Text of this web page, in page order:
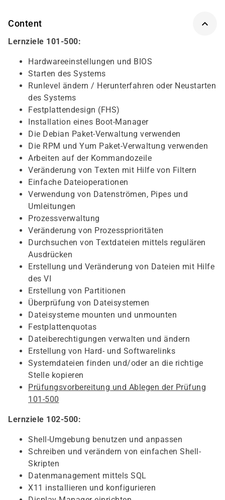
Content
Lernziele 101-500:
Hardwareeinstellungen und BIOS
Starten des Systems
Runlevel ändern / Herunterfahren oder Neustarten
des Systems
Festplattendesign (FHS)
Installation eines Boot-Manager
Die Debian Paket-Verwaltung verwenden
Die RPM und Yum Paket-Verwaltung verwenden
Arbeiten auf der Kommandozeile
Veränderung von Texten mit Hilfe von Filtern
Einfache Dateioperationen
Verwendung von Datenströmen, Pipes und
Umleitungen
Prozessverwaltung
Veränderung von Prozessprioritäten
Durchsuchen von Textdateien mittels regulären
Ausdrücken
Erstellung und Veränderung von Dateien mit Hilfe
des VI
Erstellung von Partitionen
Überprüfung von Dateisystemen
Dateisysteme mounten und unmounten
Festplattenquotas
Dateiberechtigungen verwalten und ändern
Erstellung von Hard- und Softwarelinks
Systemdateien finden und/oder an die richtige
Stelle kopieren
Prüfungsvorbereitung und Ablegen der Prüfung
101-500
Lernziele 102-500:
Shell-Umgebung benutzen und anpassen
Schreiben und verändern von einfachen Shell-
Skripten
Datenmanagement mittels SQL
X11 installieren und konfigurieren